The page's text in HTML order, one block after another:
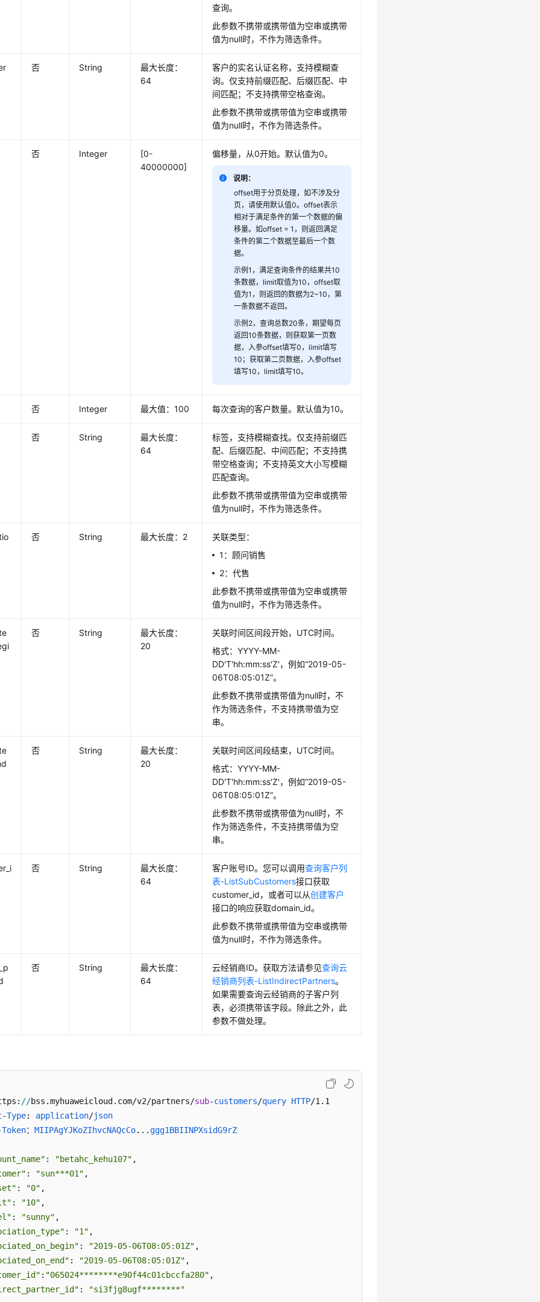
查询。
此参数不携带或携带值为空串或携带
值为null时，不作为筛选条件。
否 String
最大长度：
64
客户的实名认证名称，支持模糊查
询。仅支持前缀匹配、后缀匹配、中
间匹配；不支持携带空格查询。
此参数不携带或携带值为空串或携带
值为null时，不作为筛选条件。
否 Integer
[0-
40000000]
偏移量，从0开始。默认值为0。
说明：
offset用于分页处理，如不涉及分
页，请使用默认值0。offset表示
相对于满足条件的第一个数据的偏
移量。如offset = 1，则返回满足
条件的第二个数据至最后一个数
据。
示例1，满足查询条件的结果共10
条数据，limit取值为10，offset取
值为1，则返回的数据为2~10，第
一条数据不返回。
示例2，查询总数20条，期望每页
返回10条数据，则获取第一页数
据，入参offset填写0，limit填写
10；获取第二页数据，入参offset
填写10，limit填写10。
否 Integer 最大值：100 每次查询的客户数量。默认值为10。
否 String
最大长度：
64
标签，支持模糊查找。仅支持前缀匹
配、后缀匹配、中间匹配；不支持携
带空格查询；不支持英文大小写模糊
匹配查询。
此参数不携带或携带值为空串或携带
值为null时，不作为筛选条件。
否 String 最大长度：2
关联类型：
1：顾问销售
2：代售
此参数不携带或携带值为空串或携带
值为null时，不作为筛选条件。
否 String
最大长度：
20
关联时间区间段开始，UTC时间。
格式：YYYY-MM-
DD'T'hh:mm:ss'Z'，例如“2019-05-
06T08:05:01Z”。
此参数不携带或携带值为null时，不
作为筛选条件，不支持携带值为空
串。
否 String
最大长度：
20
关联时间区间段结束，UTC时间。
格式：YYYY-MM-
DD'T'hh:mm:ss'Z'，例如“2019-05-
06T08:05:01Z”。
此参数不携带或携带值为null时，不
作为筛选条件，不支持携带值为空
串。
否 String
最大长度：
64
客户账号ID。您可以调用查询客户列
表-ListSubCustomers接口获取
customer_id，或者可以从创建客户
接口的响应获取domain_id。
此参数不携带或携带值为空串或携带
值为null时，不作为筛选条件。
否 String
最大长度：
64
云经销商ID。获取方法请参见查询云
经销商列表-ListIndirectPartners。
如果需要查询云经销商的子客户列
表，必须携带该字段。除此之外，此
参数不做处理。
//bss.myhuaweicloud.com/v2/partners/sub-customers/query HTTP
-Type: application/json
Token：MIIPAgYJKoZIhvcNAQcCo...ggg1BBIINPXsidG9rZ
: "betahc_kehu107" ,
: "sun***01" ,
: "0" ,
: "10" ,
: "sunny" ,
: "1" ,
: "2019-05-06T08:05:01Z" ,
: "2019-05-06T08:05:01Z" ,
: "065024********e90f44c01cbccfa280" ,
:
"si3fjg8ugf********"